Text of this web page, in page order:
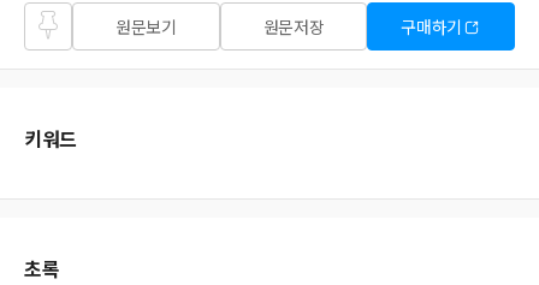
즐겨
찾기
원문보기 원문저장 구매하기
키워드
초록